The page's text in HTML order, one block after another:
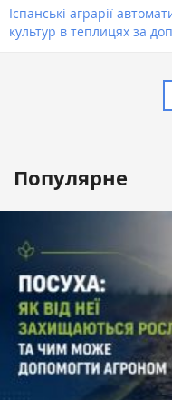
Іспанські аграрії
культур в теплицях за
Популярне